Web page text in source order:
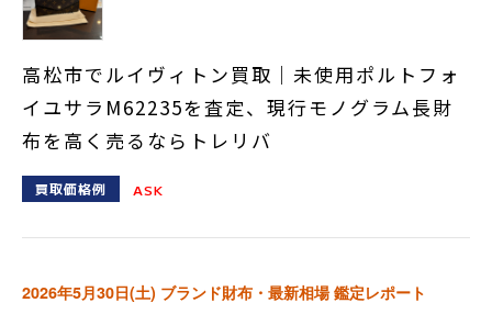
高松市でルイヴィトン買取｜未使用ポルトフォ
イユサラM62235を査定、現行モノグラム長財
布を高く売るならトレリバ
買取価格例 ASK
2026年5月30日(土) ブランド財布・最新相場 鑑定レポート